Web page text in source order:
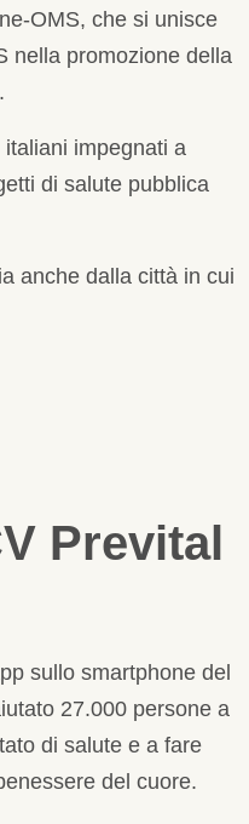
OMS, che si unisce
nella promozione della
italiani impegnati a
di salute pubblica
anche dalla città in cui
Prevital
sullo smartphone del
27.000 persone a
di salute e a fare
del cuore.